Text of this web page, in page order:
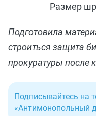
Размер
Подготовила
строиться защита
прокуратуры после
Подписывайтесь на
«Антимонопольный